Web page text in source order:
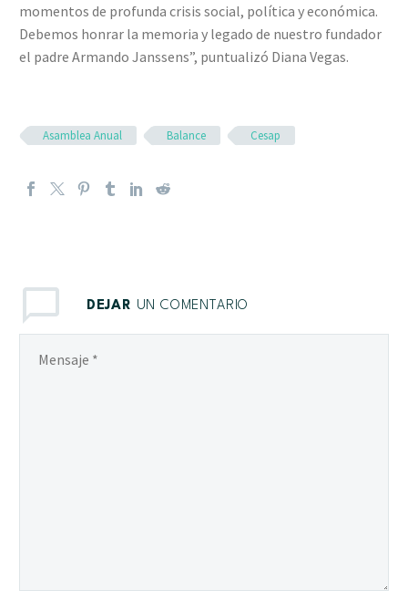
momentos de profunda crisis social, política y económica.
Debemos honrar la memoria y legado de nuestro fundador
el padre Armando Janssens”, puntualizó Diana Vegas.
Asamblea Anual Balance Cesap
DEJAR UN COMENTARIO